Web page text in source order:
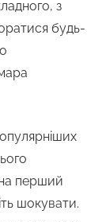
з
будь-
на перший
шокувати.